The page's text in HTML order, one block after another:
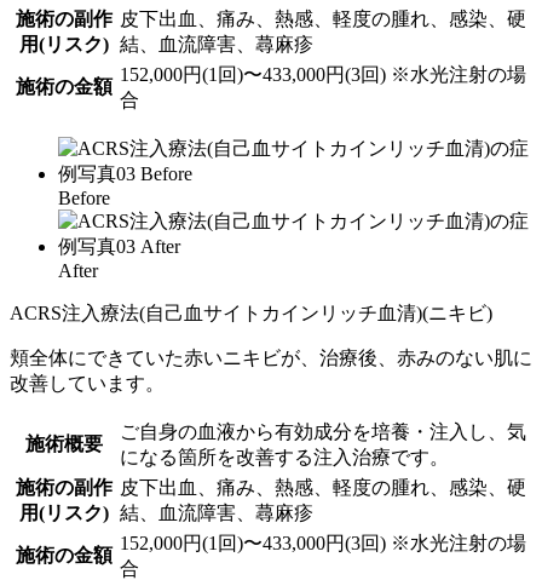
施術の副作
用(リスク)
皮下出血、痛み、熱感、軽度の腫れ、感染、硬
結、血流障害、蕁麻疹
施術の金額
152,000円(1回)〜433,000円(3回) ※水光注射の場
合
Before
After
ACRS注入療法(自己血サイトカインリッチ血清)(ニキビ)
頬全体にできていた赤いニキビが、治療後、赤みのない肌に
改善しています。
施術概要
ご自身の血液から有効成分を培養・注入し、気
になる箇所を改善する注入治療です。
施術の副作
用(リスク)
皮下出血、痛み、熱感、軽度の腫れ、感染、硬
結、血流障害、蕁麻疹
施術の金額
152,000円(1回)〜433,000円(3回) ※水光注射の場
合